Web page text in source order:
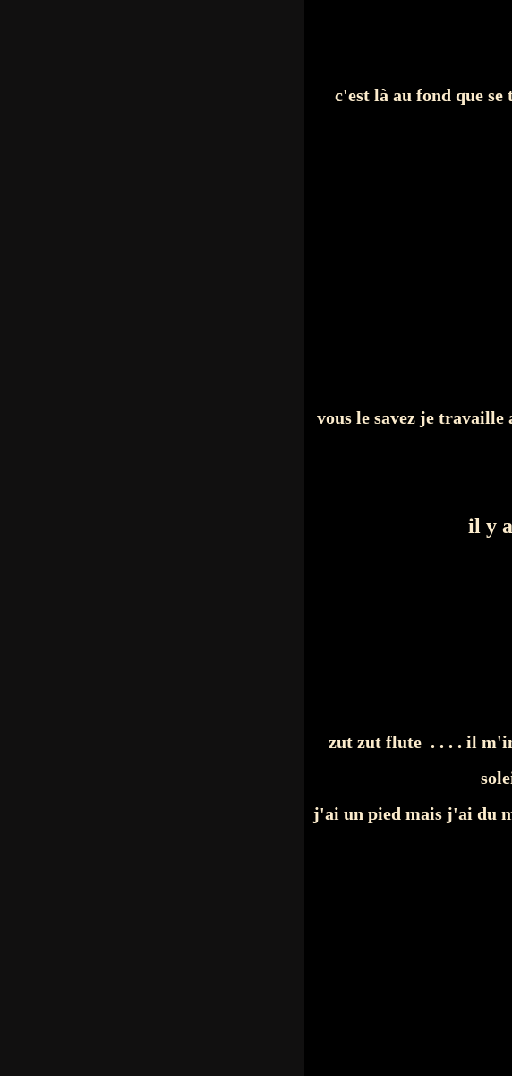
c'est là au fond que
vous le savez je
il y
zut zut flute . . . . il
j'ai un pied mais j'ai du